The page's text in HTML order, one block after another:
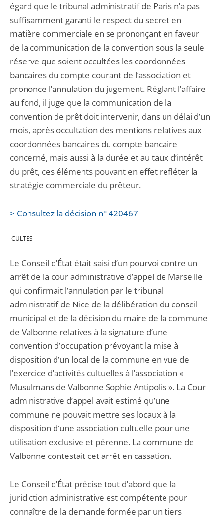
égard que le tribunal administratif de Paris n’a pas
suffisamment garanti le respect du secret en
matière commerciale en se prononçant en faveur
de la communication de la convention sous la seule
réserve que soient occultées les coordonnées
bancaires du compte courant de l’association et
prononce l’annulation du jugement. Réglant l’affaire
au fond, il juge que la communication de la
convention de prêt doit intervenir, dans un délai d’un
mois, après occultation des mentions relatives aux
coordonnées bancaires du compte bancaire
concerné, mais aussi à la durée et au taux d’intérêt
du prêt, ces éléments pouvant en effet refléter la
stratégie commerciale du prêteur.
> Consultez la décision n° 420467
CULTES
Le Conseil d’État était saisi d’un pourvoi contre un
arrêt de la cour administrative d’appel de Marseille
qui confirmait l’annulation par le tribunal
administratif de Nice de la délibération du conseil
municipal et de la décision du maire de la commune
de Valbonne relatives à la signature d’une
convention d’occupation prévoyant la mise à
disposition d’un local de la commune en vue de
l’exercice d’activités cultuelles à l’association «
Musulmans de Valbonne Sophie Antipolis ». La Cour
administrative d’appel avait estimé qu’une
commune ne pouvait mettre ses locaux à la
disposition d’une association cultuelle pour une
utilisation exclusive et pérenne. La commune de
Valbonne contestait cet arrêt en cassation.
Le Conseil d’État précise tout d’abord que la
juridiction administrative est compétente pour
connaître de la demande formée par un tiers